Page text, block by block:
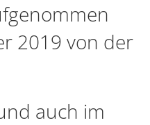
2019 von der
auch im